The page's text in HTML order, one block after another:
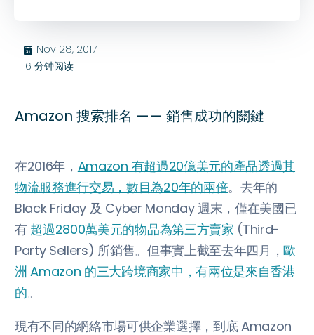
בּ Nov 28, 2017
6 分钟阅读
Amazon 搜索排名 —— 銷售成功的關鍵
在2016年， Amazon 有超過20億美元的產品透過其
物流服務進行交易，數目為20年的兩倍。去年的
Black Friday 及 Cyber Monday 週末，僅在美國已
有 超過2800萬美元的物品為第三方賣家 (Third-
Party Sellers) 所銷售。但事實上截至去年四月，歐
洲 Amazon 的三大跨境商家中，有兩位是來自香港
的。
現有不同的網絡市場可供企業選擇，到底 Amazon